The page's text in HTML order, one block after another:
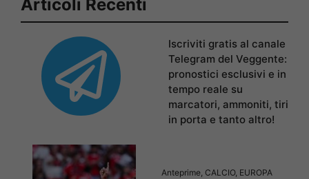
Articoli Recenti
Iscriviti gratis al canale
Telegram del Veggente:
pronostici esclusivi e in
tempo reale su
marcatori, ammoniti, tiri
in porta e tanto altro!
Anteprime, CALCIO, EUROPA